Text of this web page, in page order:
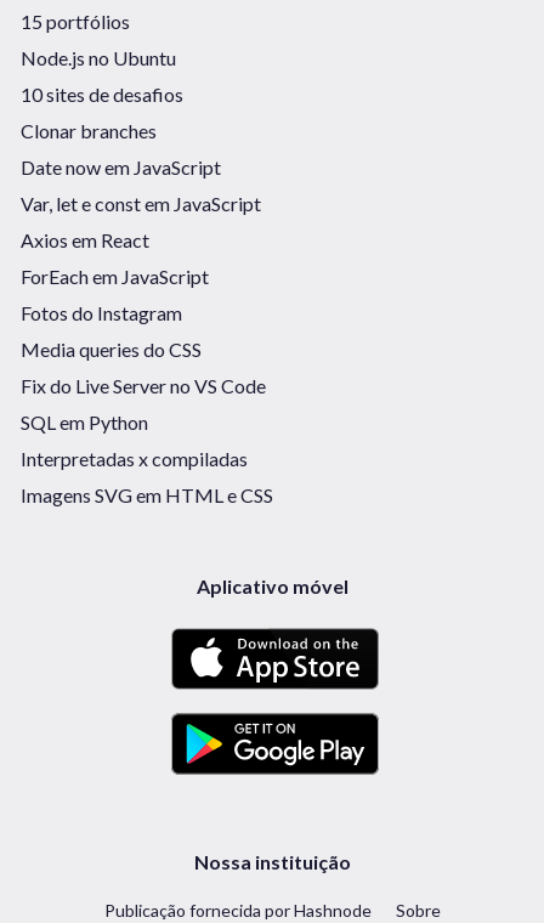
15 portfólios
Node.js no Ubuntu
10 sites de desafios
Clonar branches
Date now em JavaScript
Var, let e const em JavaScript
Axios em React
ForEach em JavaScript
Fotos do Instagram
Media queries do CSS
Fix do Live Server no VS Code
SQL em Python
Interpretadas x compiladas
Imagens SVG em HTML e CSS
Aplicativo móvel
Nossa instituição
Publicação fornecida por Hashnode Sobre